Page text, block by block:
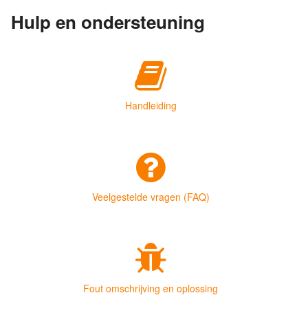
Hulp en ondersteuning
Handleiding
Veelgestelde vragen (FAQ)
Fout omschrijving en oplossing